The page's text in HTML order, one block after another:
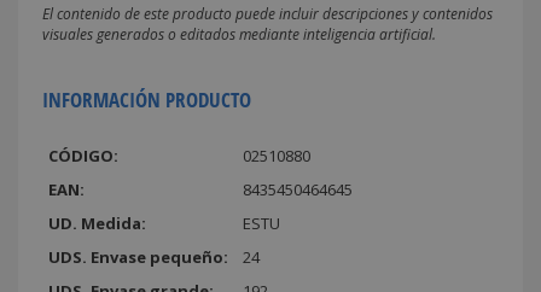
El contenido de este producto puede incluir descripciones y contenidos
visuales generados o editados mediante inteligencia artificial.
INFORMACIÓN PRODUCTO
CÓDIGO:
02510880
EAN:
8435450464645
UD. Medida:
ESTU
UDS. Envase pequeño:
24